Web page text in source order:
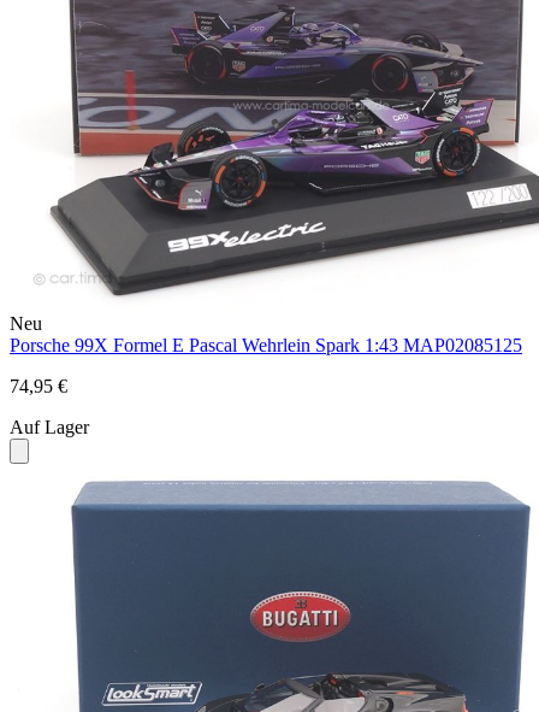
Neu
Porsche 99X Formel E Pascal Wehrlein Spark 1:43 MAP02085125
74,95 €
Auf Lager